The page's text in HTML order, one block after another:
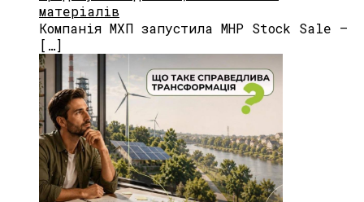
матеріалів
Компанія МХП запустила MHP Stock Sale —
[…]